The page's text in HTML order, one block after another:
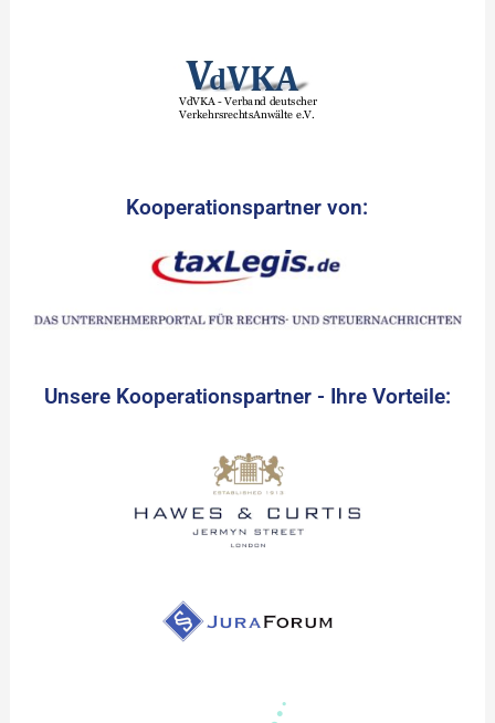
Kooperationspartner von:
Unsere Kooperationspartner - Ihre Vorteile: